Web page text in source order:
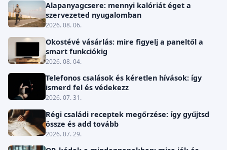
Alapanyagcsere: mennyi kalóriát éget a
szervezeted nyugalomban
2026. 08. 06.
Okostévé vásárlás: mire figyelj a paneltől a
smart funkciókig
2026. 08. 04.
Telefonos csalások és kéretlen hívások: így
ismerd fel és védekezz
2026. 07. 31.
Régi családi receptek megőrzése: így gyűjtsd
össze és add tovább
2026. 07. 29.